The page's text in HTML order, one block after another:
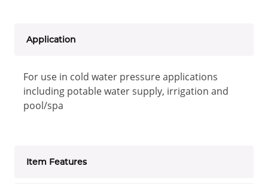
Application
For use in cold water pressure applications
including potable water supply, irrigation and
pool/spa
Item Features